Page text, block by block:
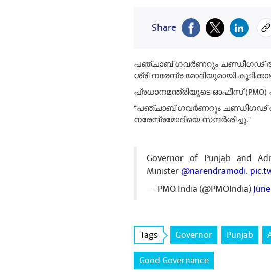
Share
പഞ്ചാബ് ഗവർണറും ചണ്ഡീഗഢ്
ശ്രീ നരേന്ദ്ര മോദിയുമായി
പ്രധാനമന്ത്രിയുടെ ഓഫീസ്
"പഞ്ചാബ് ഗവർണറും ചണ്ഡീഗഢ്
നരേന്ദ്രമോദിയെ സന്ദർശിച്ചു."
Governor of Punjab and
Minister@narendramodi.
— PMO India (@PMOIndia)
Tags Governor Punjab
Good Governance